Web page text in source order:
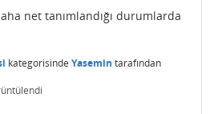
net tanımlandığı durumlarda
kategorisinde Yasemin tarafından